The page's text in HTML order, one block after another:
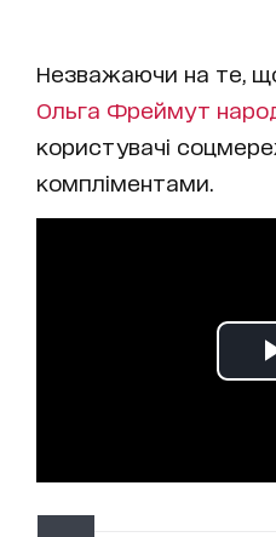
Незважаючи на те,
Ольга Фреймут
користувачі
компліментами.